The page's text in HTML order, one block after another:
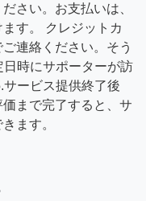
さい。お支払いは、
す。 クレジットカ
連絡ください。そう
時にサポーターが訪
ービス提供終了後
まで完了すると、サ
ます。